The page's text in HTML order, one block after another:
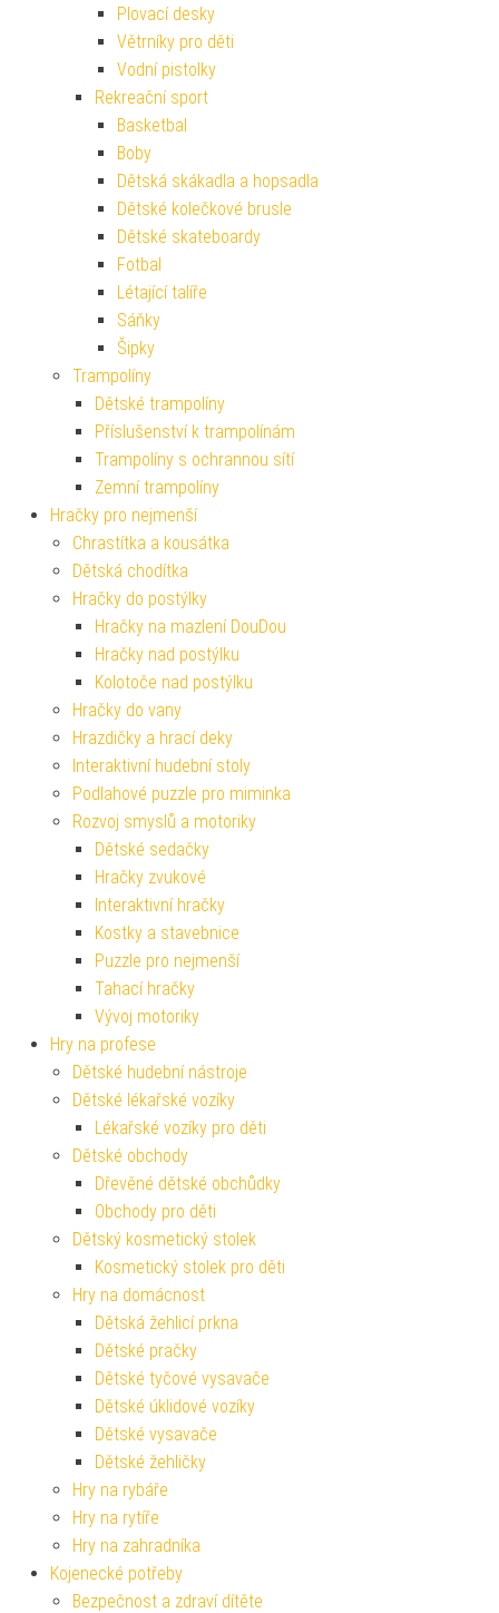
Plovací desky
Větrníky pro děti
Vodní pistolky
Rekreační sport
Basketbal
Boby
Dětská skákadla a hopsadla
Dětské kolečkové brusle
Dětské skateboardy
Fotbal
Létající talíře
Sáňky
Šipky
Trampolíny
Dětské trampolíny
Příslušenství k trampolínám
Trampolíny s ochrannou sítí
Zemní trampolíny
Hračky pro nejmenší
Chrastítka a kousátka
Dětská chodítka
Hračky do postýlky
Hračky na mazlení DouDou
Hračky nad postýlku
Kolotoče nad postýlku
Hračky do vany
Hrazdičky a hrací deky
Interaktivní hudební stoly
Podlahové puzzle pro miminka
Rozvoj smyslů a motoriky
Dětské sedačky
Hračky zvukové
Interaktivní hračky
Kostky a stavebnice
Puzzle pro nejmenší
Tahací hračky
Vývoj motoriky
Hry na profese
Dětské hudební nástroje
Dětské lékařské vozíky
Lékařské vozíky pro děti
Dětské obchody
Dřevěné dětské obchůdky
Obchody pro děti
Dětský kosmetický stolek
Kosmetický stolek pro děti
Hry na domácnost
Dětská žehlicí prkna
Dětské pračky
Dětské tyčové vysavače
Dětské úklidové vozíky
Dětské vysavače
Dětské žehličky
Hry na rybáře
Hry na rytíře
Hry na zahradníka
Kojenecké potřeby
Bezpečnost a zdraví dítěte